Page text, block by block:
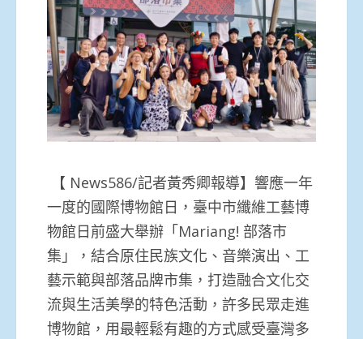
【 News586/記者黃秀卿報導】響應一年
一度的國際博物館日，臺中市纖維工藝博
物館日前盛大舉辦「Mariang! 部落市
集」，結合原住民族文化、音樂演出、工
藝示範與部落品牌市集，打造融合文化交
流與生活美學的特色活動，許多民眾走進
博物館，用最輕鬆有趣的方式感受臺灣多